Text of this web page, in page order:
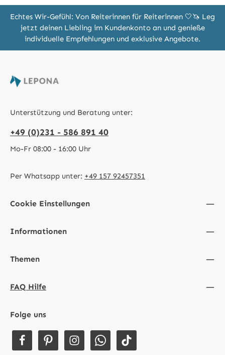
Echtes Wir-Gefühl: Von Reiterinnen für Reiterinnen 🤍🦄 Leg
jetzt deinen Liebling im Kundenkonto an und genieße
individuelle Empfehlungen und exklusive Angebote.
Unterstützung und Beratung unter:
+49 (0)231 - 586 891 40
Mo-Fr 08:00 - 16:00 Uhr
Per Whatsapp unter: +49 157 92457351
Cookie Einstellungen
Informationen
Themen
FAQ Hilfe
Folge uns